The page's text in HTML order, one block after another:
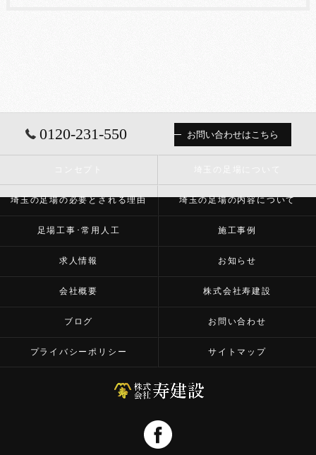
0120-231-550 お問い合わせはこちら
埼玉の足場の必要とされる理由 埼玉の足場の内容について
足場工事･常用人工 施工事例
求人情報 お知らせ
会社概要 株式会社寿建設
ブログ お問い合わせ
プライバシーポリシー サイトマップ